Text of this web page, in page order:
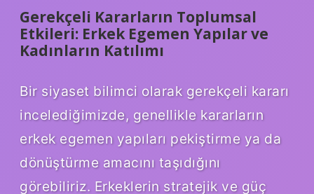
Gerekçeli Kararların Toplumsal
Etkileri: Erkek Egemen Yapılar ve
Kadınların Katılımı
Bir siyaset bilimci olarak gerekçeli kararı
incelediğimizde, genellikle kararların
erkek egemen yapıları pekiştirme ya da
dönüştürme amacını taşıdığını
görebiliriz. Erkeklerin stratejik ve güç